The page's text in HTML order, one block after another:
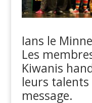
Ians le
Les
Kiwanis
leurs talents
message.